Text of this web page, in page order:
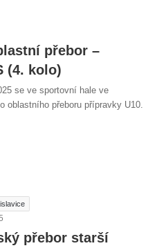
přebor –
(4. kolo)
se ve sportovní hale ve
oblastního přeboru přípravky U10.
přebor starší